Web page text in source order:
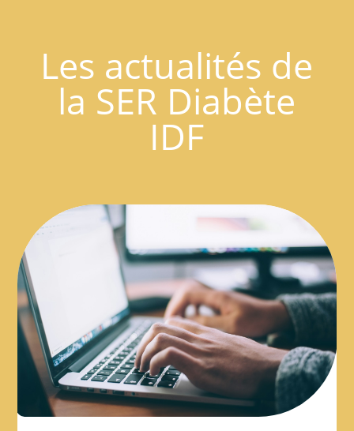
Les actualités de
la SER Diabète
IDF